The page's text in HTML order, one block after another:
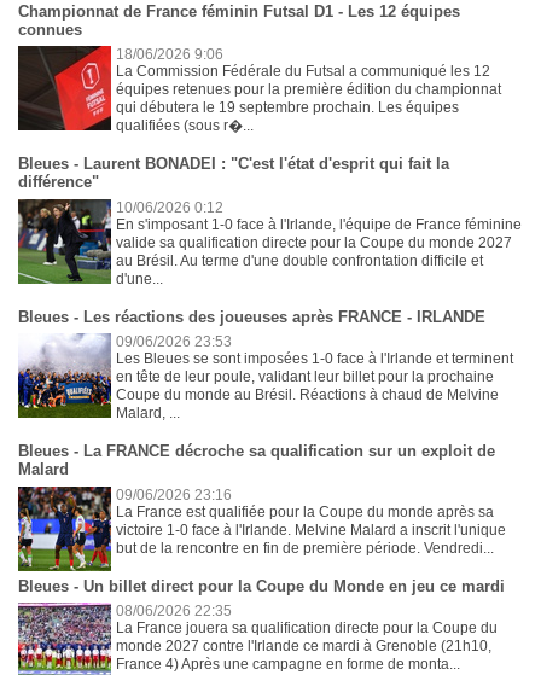
Championnat de France féminin Futsal D1 - Les 12 équipes
connues
18/06/2026 9:06
La Commission Fédérale du Futsal a communiqué les 12
équipes retenues pour la première édition du championnat
qui débutera le 19 septembre prochain. Les équipes
qualifiées (sous r�...
Bleues - Laurent BONADEI : "C'est l'état d'esprit qui fait la
différence"
10/06/2026 0:12
En s'imposant 1-0 face à l'Irlande, l'équipe de France féminine
valide sa qualification directe pour la Coupe du monde 2027
au Brésil. Au terme d'une double confrontation difficile et
d'une...
Bleues - Les réactions des joueuses après FRANCE - IRLANDE
09/06/2026 23:53
Les Bleues se sont imposées 1-0 face à l'Irlande et terminent
en tête de leur poule, validant leur billet pour la prochaine
Coupe du monde au Brésil. Réactions à chaud de Melvine
Malard, ...
Bleues - La FRANCE décroche sa qualification sur un exploit de
Malard
09/06/2026 23:16
La France est qualifiée pour la Coupe du monde après sa
victoire 1-0 face à l'Irlande. Melvine Malard a inscrit l'unique
but de la rencontre en fin de première période. Vendredi...
Bleues - Un billet direct pour la Coupe du Monde en jeu ce mardi
08/06/2026 22:35
La France jouera sa qualification directe pour la Coupe du
monde 2027 contre l'Irlande ce mardi à Grenoble (21h10,
France 4) Après une campagne en forme de monta...